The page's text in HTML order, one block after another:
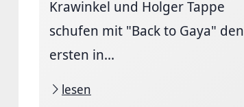
Krawinkel und Holger Tappe
schufen mit "Back to Gaya" den
ersten in...
lesen